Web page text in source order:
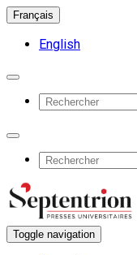
Français
English
Toggle navigation